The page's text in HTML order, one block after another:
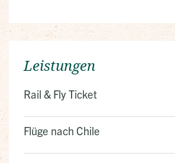
Leistungen
Rail & Fly Ticket
Flüge nach Chile